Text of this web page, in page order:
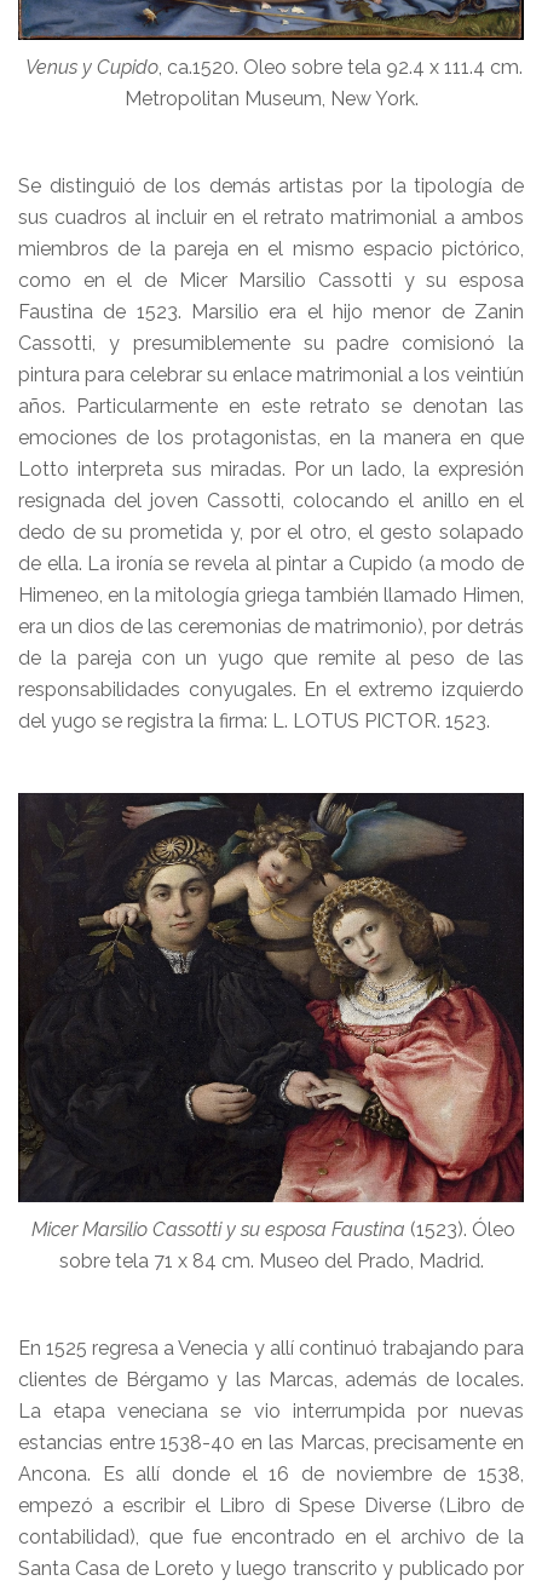
Venus y Cupido, ca.1520. Oleo sobre tela 92.4 x 111.4 cm.
Metropolitan Museum, New York.
Se distinguió de los demás artistas por la tipología de
sus cuadros al incluir en el retrato matrimonial a ambos
miembros de la pareja en el mismo espacio pictórico,
como en el de Micer Marsilio Cassotti y su esposa
Faustina de 1523. Marsilio era el hijo menor de Zanin
Cassotti, y presumiblemente su padre comisionó la
pintura para celebrar su enlace matrimonial a los veintiún
años. Particularmente en este retrato se denotan las
emociones de los protagonistas, en la manera en que
Lotto interpreta sus miradas. Por un lado, la expresión
resignada del joven Cassotti, colocando el anillo en el
dedo de su prometida y, por el otro, el gesto solapado
de ella. La ironía se revela al pintar a Cupido (a modo de
Himeneo, en la mitología griega también llamado Himen,
era un dios de las ceremonias de matrimonio), por detrás
de la pareja con un yugo que remite al peso de las
responsabilidades conyugales. En el extremo izquierdo
del yugo se registra la firma: L. LOTUS PICTOR. 1523.
Micer Marsilio Cassotti y su esposa Faustina (1523). Óleo
sobre tela 71 x 84 cm. Museo del Prado, Madrid.
En 1525 regresa a Venecia y allí continuó trabajando para
clientes de Bérgamo y las Marcas, además de locales.
La etapa veneciana se vio interrumpida por nuevas
estancias entre 1538-40 en las Marcas, precisamente en
Ancona. Es allí donde el 16 de noviembre de 1538,
empezó a escribir el Libro di Spese Diverse (Libro de
contabilidad), que fue encontrado en el archivo de la
Santa Casa de Loreto y luego transcrito y publicado por